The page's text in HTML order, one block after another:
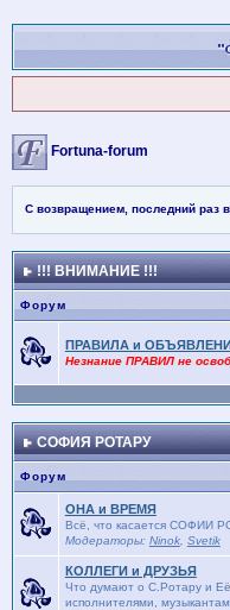
Fortuna-forum
С возвращением, последний раз
!!! ВНИМАНИЕ !!!
Форум
ПРАВИЛА и
Незнание ПРАВИЛ не
СОФИЯ РОТАРУ
Форум
ОНА и ВРЕМЯ
Bсё, что касается СОФИИ
Модераторы: Ninok, Svetik
КОЛЛЕГИ и ДРУЗЬЯ
Что думают о С.Ротару и Её
исполнителями,